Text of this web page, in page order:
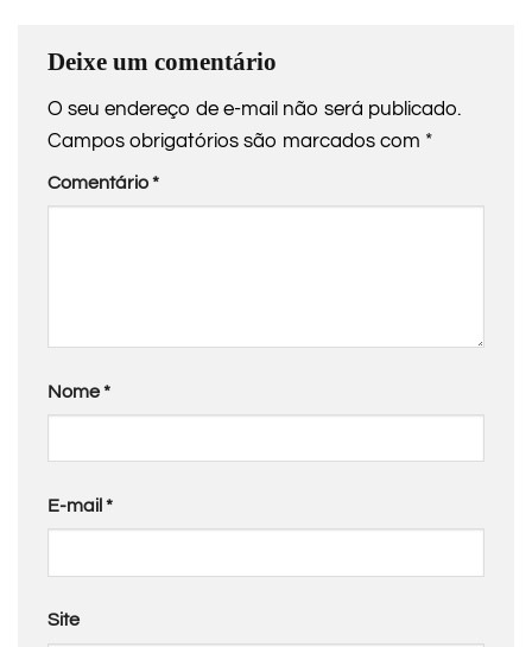
Deixe um comentário
O seu endereço de e-mail não será publicado.
Campos obrigatórios são marcados com *
Comentário*
Nome*
E-mail *
Site